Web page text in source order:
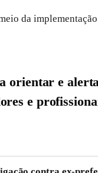
da
orientar e
e